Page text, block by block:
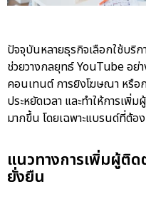
ปัจจุบันหลายธุรกิจเลือกใช้บริก
ช่วยวางกลยุทธ์ YouTube อย่
คอนเทนต์ การยิงโฆษณา หรือ
ประหยัดเวลา และทำให้การเ
มากขึ้น โดยเฉพาะแบรนด์ที่ต้อ
แนวทางการเพิ่มผู้ติ
ยั่งยืน